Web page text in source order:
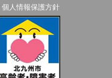
個人情報保護方針